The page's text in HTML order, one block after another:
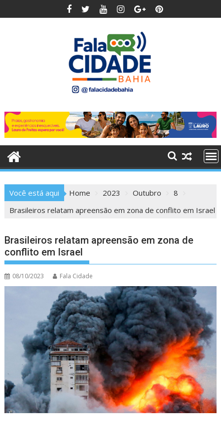
to
Você está aqui Home 2023 Outubro
8
Brasileiros relatam apreensão em zona de conflito em Israel
Brasileiros relatam apreensão em zona de
conflito em Israel
08/10/2023 Fala Cidade